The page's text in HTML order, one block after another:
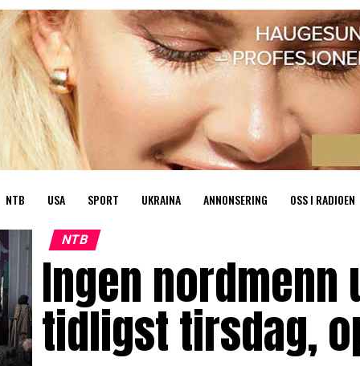
NTB USA SPORT UKRAINA ANNONSERING OSS I RADIOEN
NTB
Ingen nordmenn
tidligst tirsdag,